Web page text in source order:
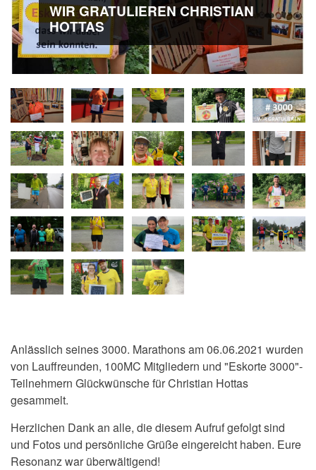
WIR GRATULIEREN CHRISTIAN
HOTTAS
Anlässlich seines 3000. Marathons am 06.06.2021 wurden
von Lauffreunden, 100MC Mitgliedern und "Eskorte 3000"-
Teilnehmern Glückwünsche für Christian Hottas
gesammelt.
Herzlichen Dank an alle, die diesem Aufruf gefolgt sind
und Fotos und persönliche Grüße eingereicht haben. Eure
Resonanz war überwältigend!